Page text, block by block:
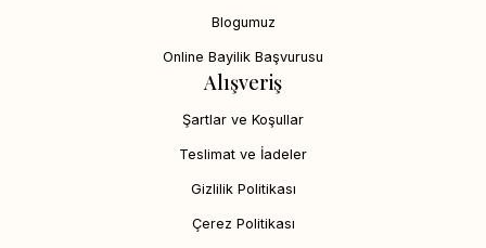
Blogumuz
Online Bayilik Başvurusu
Alışveriş
Şartlar ve Koşullar
Teslimat ve İadeler
Gizlilik Politikası
Çerez Politikası